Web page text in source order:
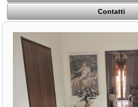
Contatti